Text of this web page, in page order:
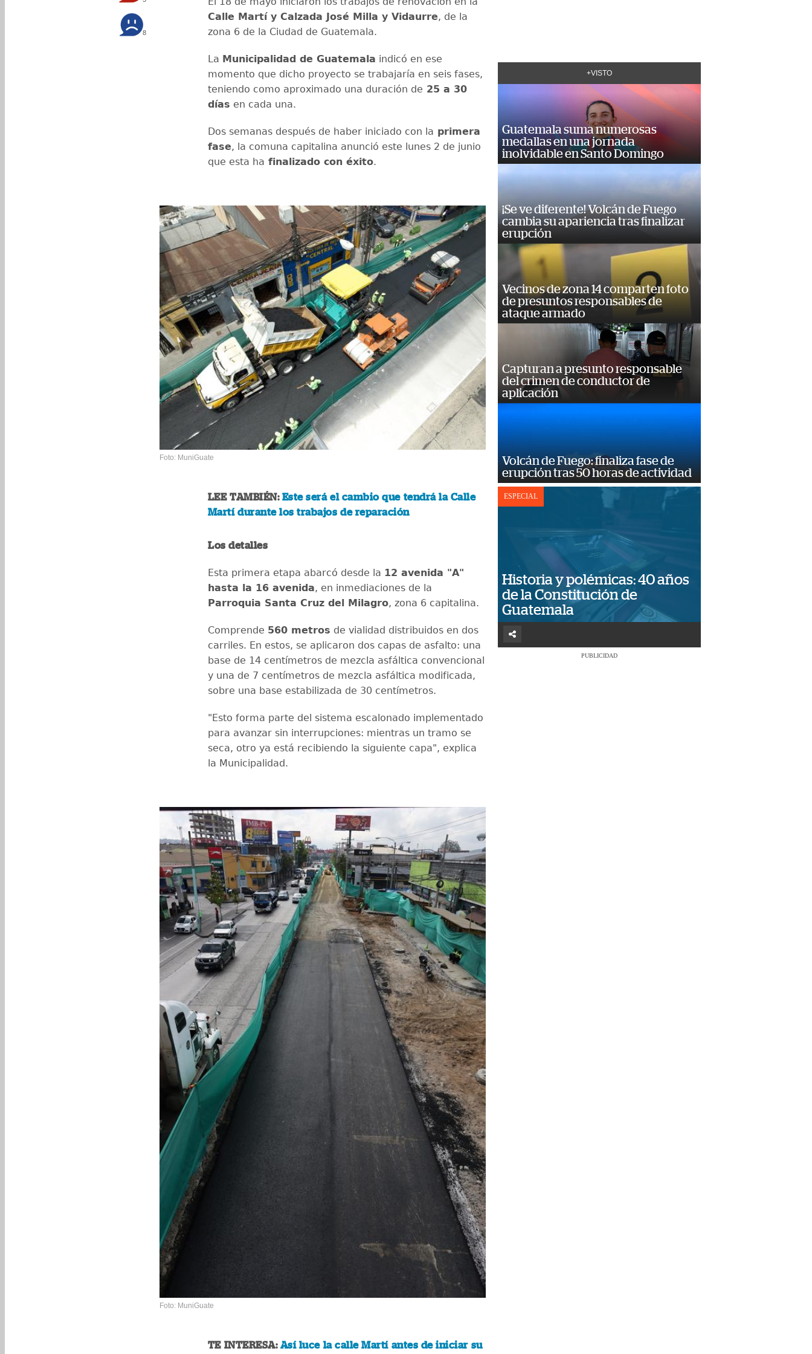
8
Calle Martí y Calzada José Milla y Vidaurre, de la
zona 6 de la Ciudad de Guatemala.
La Municipalidad de Guatemala indicó en ese
momento que dicho proyecto se trabajaría en seis fases,
teniendo como aproximado una duración de 25 a 30
días en cada una.
Dos semanas después de haber iniciado con la primera
fase, la comuna capitalina anunció este lunes 2 de junio
que esta ha finalizado con éxito.
Foto: MuniGuate
LEE TAMBIÉN: Este será el cambio que tendrá la Calle
Martí durante los trabajos de reparación
Los detalles
Esta primera etapa abarcó desde la 12 avenida "A"
hasta la 16 avenida, en inmediaciones de la
Parroquia Santa Cruz del Milagro, zona 6 capitalina.
Comprende 560 metros de vialidad distribuidos en dos
carriles. En estos, se aplicaron dos capas de asfalto: una
base de 14 centímetros de mezcla asfáltica convencional
y una de 7 centímetros de mezcla asfáltica modificada,
sobre una base estabilizada de 30 centímetros.
"Esto forma parte del sistema escalonado implementado
para avanzar sin interrupciones: mientras un tramo se
seca, otro ya está recibiendo la siguiente capa", explica
la Municipalidad.
Foto: MuniGuate
TE INTERESA: Así luce la calle Martí antes de iniciar su
+VISTO
Guatemala suma numerosas
medallas en una jornada
inolvidable en Santo Domingo
¡Se ve diferente! Volcán de Fuego
cambia su apariencia tras finalizar
erupción
Vecinos de zona 14 comparten foto
de presuntos responsables de
ataque armado
Capturan a presunto responsable
del crimen de conductor de
aplicación
Volcán de Fuego: finaliza fase de
erupción tras 50 horas de actividad
ESPECIAL
Historia y polémicas: 40 años
de la Constitución de
Guatemala
PUBLICIDAD